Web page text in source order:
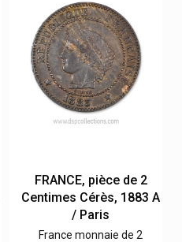
FRANCE, pièce de 2
Centimes Cérès, 1883 A
/ Paris
France monnaie de 2